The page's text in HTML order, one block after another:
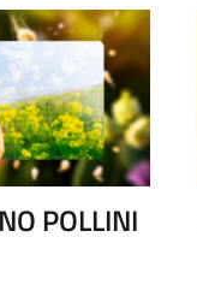
POLLINI